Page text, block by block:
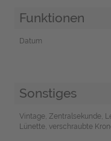
Funktionen
Datum
Sonstiges
Vintage, Zentralsekunde,
Lünette, verschraubte